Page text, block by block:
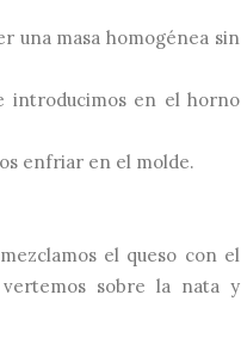
una masa homogénea sin
introducimos en el horno
enfriar en el molde.
el queso con el
sobre la nata y